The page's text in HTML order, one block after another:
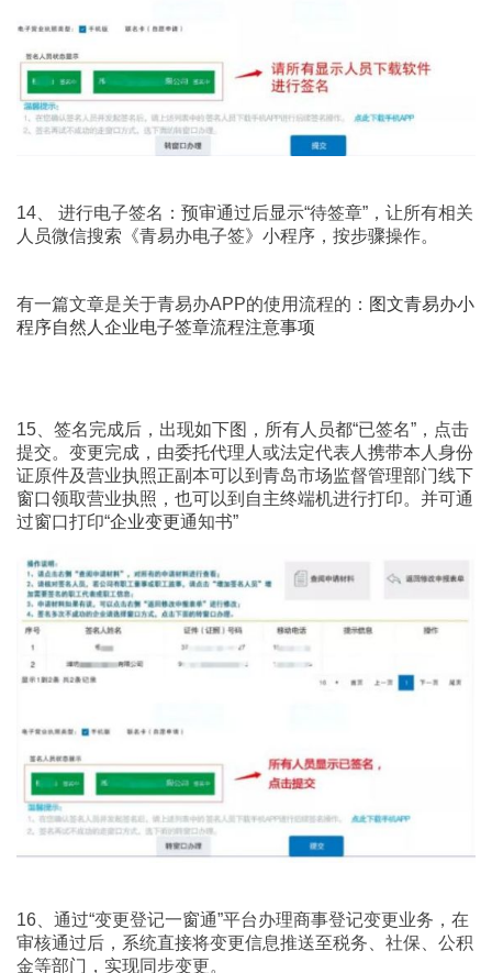
14、 进行电子签名：预审通过后显示“待签章”，让所有相关
人员微信搜索《青易办电子签》小程序，按步骤操作。
有一篇文章是关于青易办APP的使用流程的： 图文青易办小
程序自然人企业电子签章流程注意事项
15、签名完成后，出现如下图，所有人员都“已签名”，点击
提交。变更完成，由委托代理人或法定代表人携带本人身份
证原件及营业执照正副本可以到青岛市场监督管理部门线下
窗口领取营业执照，也可以到自主终端机进行打印。并可通
过窗口打印“企业变更通知书”
16、 通过“变更登记一窗通”平台办理商事登记变更业务，在
审核通过后，系统直接将变更信息推送至税务、社保、公积
金等部门，实现同步变更。